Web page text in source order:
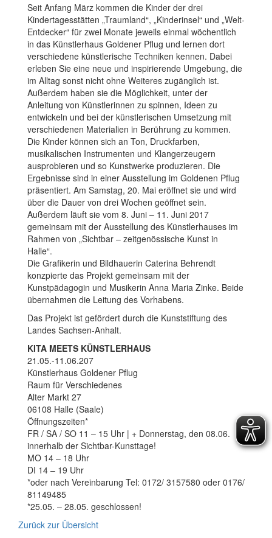
Seit Anfang März kommen die Kinder der drei
Kindertagesstätten „Traumland“, „Kinderinsel“ und „Welt-
Entdecker“ für zwei Monate jeweils einmal wöchentlich
in das Künstlerhaus Goldener Pflug und lernen dort
verschiedene künstlerische Techniken kennen. Dabei
erleben Sie eine neue und inspirierende Umgebung, die
im Alltag sonst nicht ohne Weiteres zugänglich ist.
Außerdem haben sie die Möglichkeit, unter der
Anleitung von Künstlerinnen zu spinnen, Ideen zu
entwickeln und bei der künstlerischen Umsetzung mit
verschiedenen Materialien in Berührung zu kommen.
Die Kinder können sich an Ton, Druckfarben,
musikalischen Instrumenten und Klangerzeugern
ausprobieren und so Kunstwerke produzieren. Die
Ergebnisse sind in einer Ausstellung im Goldenen Pflug
präsentiert. Am Samstag, 20. Mai eröffnet sie und wird
über die Dauer von drei Wochen geöffnet sein.
Außerdem läuft sie vom 8. Juni – 11. Juni 2017
gemeinsam mit der Ausstellung des Künstlerhauses im
Rahmen von „Sichtbar – zeitgenössische Kunst in
Halle“.
Die Grafikerin und Bildhauerin Caterina Behrendt
konzpierte das Projekt gemeinsam mit der
Kunstpädagogin und Musikerin Anna Maria Zinke. Beide
übernahmen die Leitung des Vorhabens.
Das Projekt ist gefördert durch die Kunststiftung des
Landes Sachsen-Anhalt.
KITA MEETS KÜNSTLERHAUS
21.05.-11.06.207
Künstlerhaus Goldener Pflug
Raum für Verschiedenes
Alter Markt 27
06108 Halle (Saale)
Öffnungszeiten*
FR / SA / SO 11 – 15 Uhr | + Donnerstag, den 08.06.
innerhalb der Sichtbar-Kunsttage!
MO 14 – 18 Uhr
DI 14 – 19 Uhr
*oder nach Vereinbarung Tel: 0172/ 3157580 oder 0176/
81149485
*25.05. – 28.05. geschlossen!
Zurück zur Übersicht